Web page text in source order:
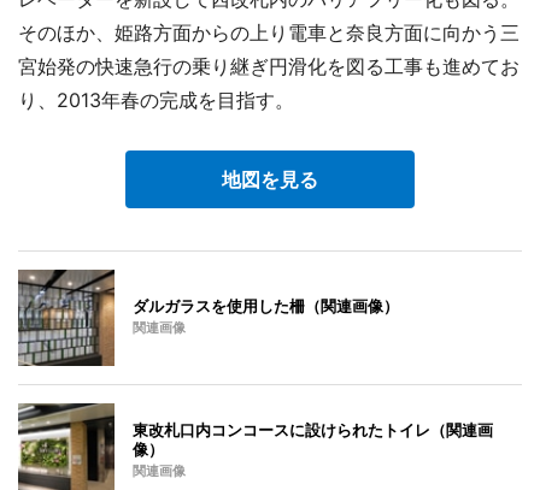
そのほか、姫路方面からの上り電車と奈良方面に向かう三
宮始発の快速急行の乗り継ぎ円滑化を図る工事も進めてお
り、2013年春の完成を目指す。
地図を見る
ダルガラスを使用した柵（関連画像）
関連画像
東改札口内コンコースに設けられたトイレ（関連画
像）
関連画像